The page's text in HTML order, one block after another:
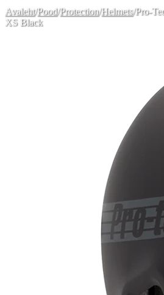
Avaleht/Pood/Protection/Helmets/Pro-
XS Black